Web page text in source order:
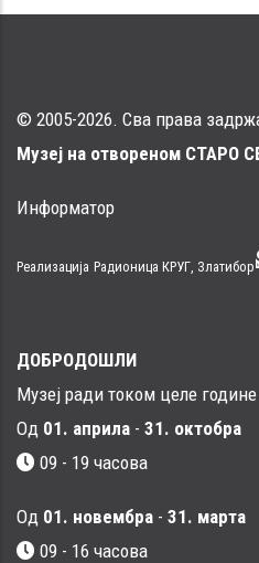
© 2005-2026. Сва права
Музеј на отвореном СТАРО
Информатор
Реализација Радионица КРУГ, Златибор
ДОБРОДОШЛИ
Музеј ради током целе године
Од 01. априла - 31. октобра
09 - 19 часова
Од 01. новембра - 31. марта
09 - 16 часовa